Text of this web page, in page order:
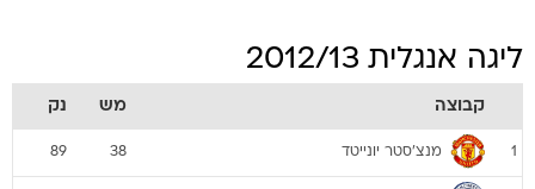
ליגה אנגלית 2012/13
קבוצה מש נק
1 מנצ'סטר יונייטד 38
89